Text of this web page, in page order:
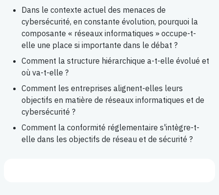
Dans le contexte actuel des menaces de
cybersécurité, en constante évolution, pourquoi la
composante « réseaux informatiques » occupe-t-
elle une place si importante dans le débat ?
Comment la structure hiérarchique a-t-elle évolué et
où va-t-elle ?
Comment les entreprises alignent-elles leurs
objectifs en matière de réseaux informatiques et de
cybersécurité ?
Comment la conformité réglementaire s'intègre-t-
elle dans les objectifs de réseau et de sécurité ?